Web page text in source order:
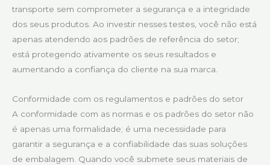
transporte sem comprometer a segurança e a integridade
dos seus produtos. Ao investir nesses testes, você não está
apenas atendendo aos padrões de referência do setor;
está protegendo ativamente os seus resultados e
aumentando a confiança do cliente na sua marca.
Conformidade com os regulamentos e padrões do setor
A conformidade com as normas e os padrões do setor não
é apenas uma formalidade; é uma necessidade para
garantir a segurança e a confiabilidade das suas soluções
de embalagem. Quando você submete seus materiais de